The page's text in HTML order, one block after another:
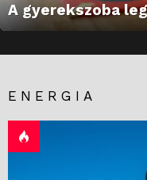
A gyerekszoba
ENERGIA